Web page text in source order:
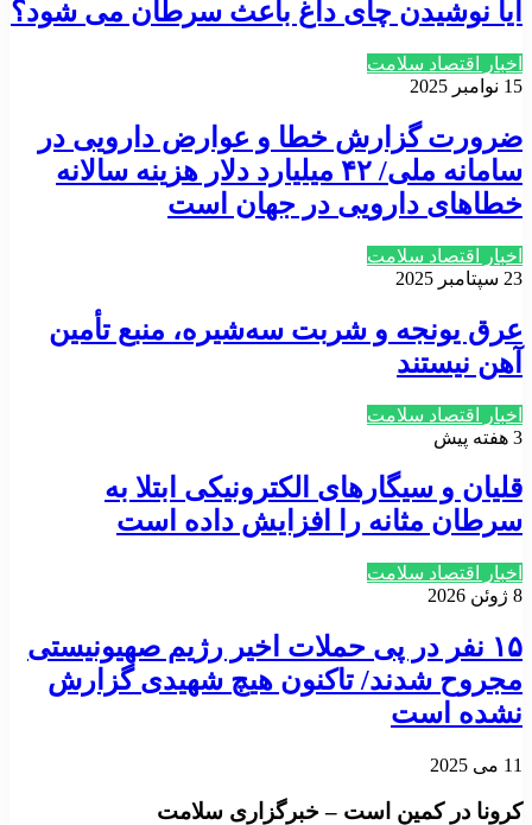
آیا نوشیدن چای داغ باعث سرطان می شود؟
اخبار اقتصاد سلامت
15 نوامبر 2025
ضرورت گزارش خطا و عوارض دارویی در
سامانه ملی/ ۴۲ میلیارد دلار هزینه سالانه
خطاهای دارویی در جهان است
اخبار اقتصاد سلامت
23 سپتامبر 2025
عرق یونجه و شربت سه‌شیره، منبع تأمین
آهن نیستند
اخبار اقتصاد سلامت
3 هفته پیش
قلیان و سیگارهای الکترونیکی ابتلا به
سرطان مثانه را افزایش داده است
اخبار اقتصاد سلامت
8 ژوئن 2026
۱۵ نفر در پی حملات اخیر رژیم صهیونیستی
مجروح شدند/ تاکنون هیچ شهیدی گزارش
نشده است
11 می 2025
کرونا در کمین است – خبرگزاری سلامت